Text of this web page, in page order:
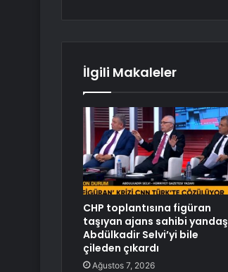
İlgili Makaleler
CHP toplantısına figüran
taşıyan ajans sahibi yandaş
Abdülkadir Selvi’yi bile
çileden çıkardı
Ağustos 7, 2026